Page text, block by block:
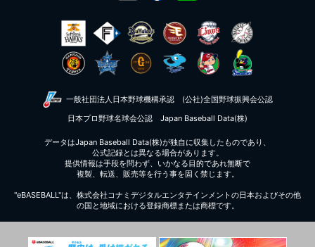
一般社団法人日本野球機構承認
(公社)全国野球振興会公認
日本プロ野球名球会公認
Japan Baseball Data(株)
データはJapan Baseball Data(株)が独自に収集したものであり、
公式記録とは異なる場合があります。
提供情報は手段を問わず、いかなる目的であれ無断で
複製、転送、販売等を行う事を固く禁じます。
"eBASEBALL"は、株式会社コナミデジタルエンタテインメントの日本およびその他
の国と地域における登録商標または商標です。